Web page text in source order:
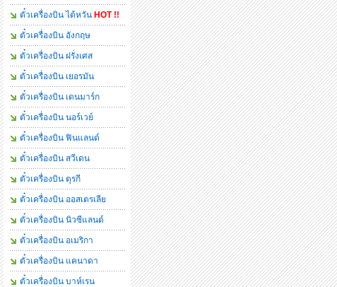
ตั๋วเครื่องบิน ไต้หวัน HOT !!
ตั๋วเครื่องบิน อังกฤษ
ตั๋วเครื่องบิน ฝรั่งเศส
ตั๋วเครื่องบิน เยอรมัน
ตั๋วเครื่องบิน เดนมาร์ก
ตั๋วเครื่องบิน นอร์เวย์
ตั๋วเครื่องบิน ฟินแลนด์
ตั๋วเครื่องบิน สวีเดน
ตั๋วเครื่องบิน ตุรกี
ตั๋วเครื่องบิน ออสเตรเลีย
ตั๋วเครื่องบิน นิวซีแลนด์
ตั๋วเครื่องบิน อเมริกา
ตั๋วเครื่องบิน แคนาดา
ตั๋วเครื่องบิน บาห์เรน